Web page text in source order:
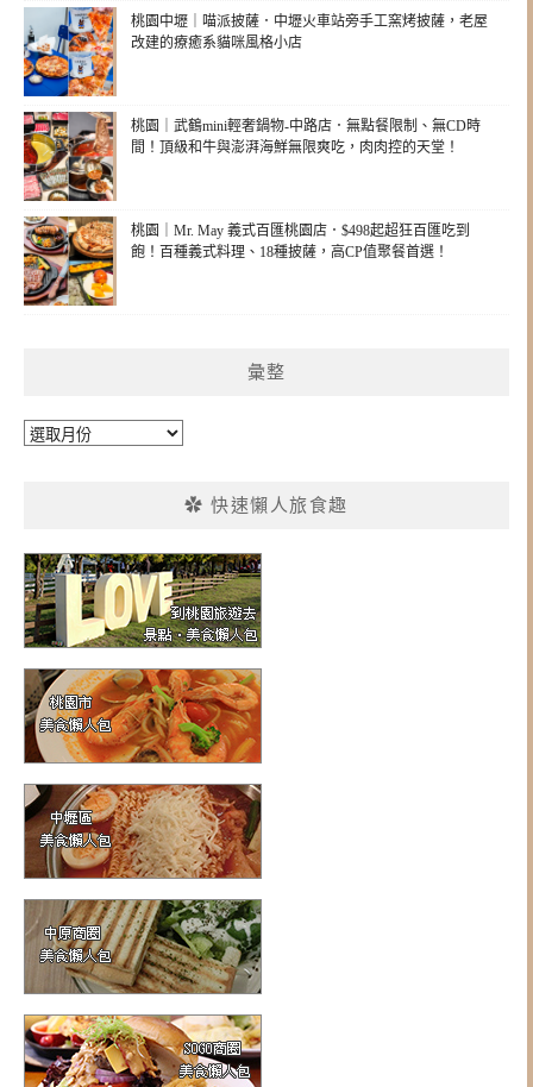
桃園中壢｜喵派披薩．中壢火車站旁手工窯烤披薩，老屋
改建的療癒系貓咪風格小店
桃園｜武鶴mini輕奢鍋物-中路店．無點餐限制、無CD時
間！頂級和牛與澎湃海鮮無限爽吃，肉肉控的天堂！
桃園｜Mr. May 義式百匯桃園店．$498起超狂百匯吃到
飽！百種義式料理、18種披薩，高CP值聚餐首選！
彙整
彙
✿ 快速懶人旅食趣